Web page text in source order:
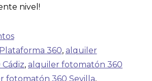
nivel!
360, alquiler
, alquiler fotomatón 360
fotomatón 360 Sevilla,